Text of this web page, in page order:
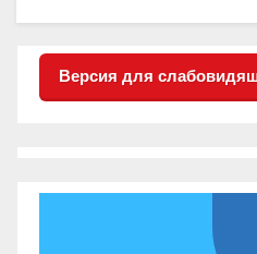
Версия для